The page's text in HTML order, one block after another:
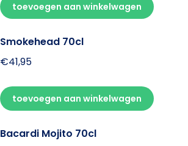
toevoegen aan winkelwagen
Smokehead 70cl
€41,95
toevoegen aan winkelwagen
Bacardi Mojito 70cl